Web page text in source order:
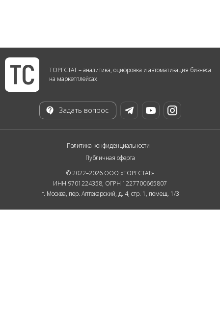
ТОРГСТАТ – аналитика, оцифровка и автоматизация бизнеса
на маркетплейсах.
Задать вопрос
Политика конфиденциальности
Публичная оферта
© 2022–2026 ООО «ТОРГСТАТ»
ИНН 9701224358, ОГРН 1227700665807
г. Москва, пер. Аптекарский, д. 4, стр. 1, помещ. 1/3